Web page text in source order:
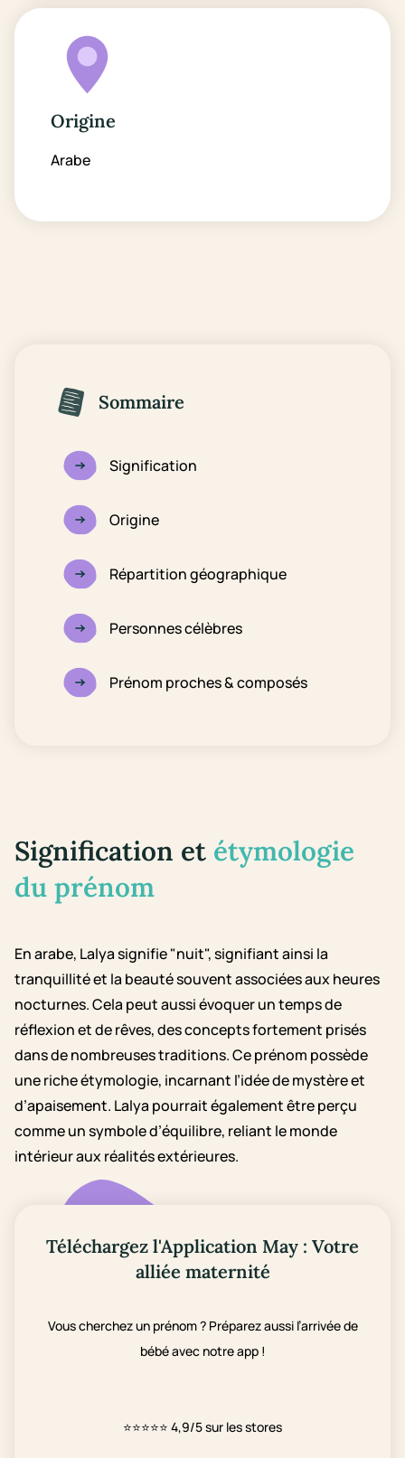
Origine
Arabe
Sommaire
Signification
Origine
Répartition géographique
Personnes célèbres
Prénom proches & composés
Signification et étymologie
du prénom
En arabe, Lalya signifie "nuit", signifiant ainsi la
tranquillité et la beauté souvent associées aux heures
nocturnes. Cela peut aussi évoquer un temps de
réflexion et de rêves, des concepts fortement prisés
dans de nombreuses traditions. Ce prénom possède
une riche étymologie, incarnant l’idée de mystère et
d’apaisement. Lalya pourrait également être perçu
comme un symbole d’équilibre, reliant le monde
intérieur aux réalités extérieures.
Téléchargez l'Application May : Votre
alliée maternité
Vous cherchez un prénom ? Préparez aussi l’arrivée de
bébé avec notre app !
⭐⭐⭐⭐⭐ 4,9/5 sur les stores